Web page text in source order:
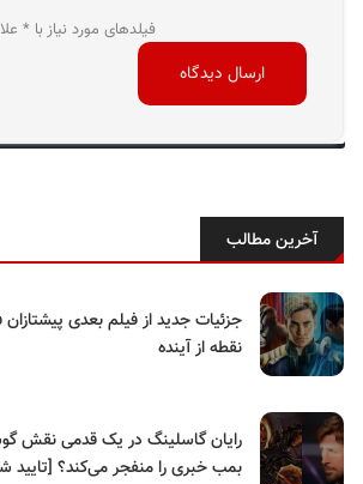
فیلدهای مورد نیاز با *
آخرین مطالب
جزئیات جدید از فیلم بعدی
نقطه از آینده
رایان گاسلینگ در یک قدمی نقش
بمب خبری را منفجر می‌کند؟ [تایید